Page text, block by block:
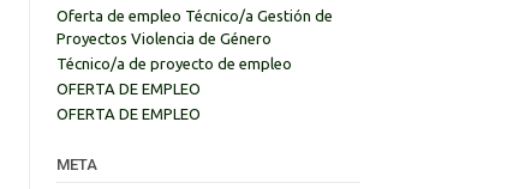
Oferta de empleo Técnico/a Gestión de
Proyectos Violencia de Género
Técnico/a de proyecto de empleo
OFERTA DE EMPLEO
OFERTA DE EMPLEO
META